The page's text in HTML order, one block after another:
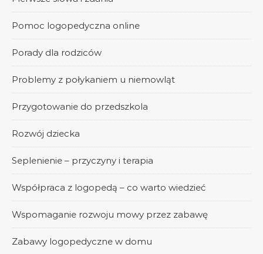
Pomoc logopedyczna online
Porady dla rodziców
Problemy z połykaniem u niemowląt
Przygotowanie do przedszkola
Rozwój dziecka
Seplenienie – przyczyny i terapia
Współpraca z logopedą – co warto wiedzieć
Wspomaganie rozwoju mowy przez zabawę
Zabawy logopedyczne w domu